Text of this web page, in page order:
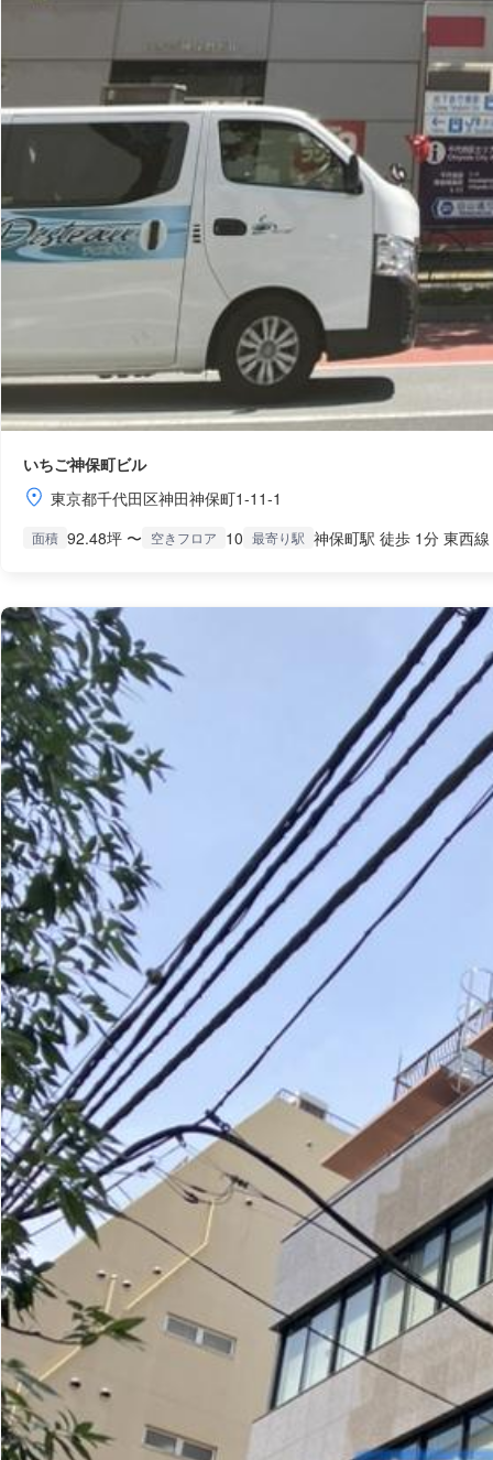
いちご神保町ビル
東京都千代田区神田神保町1-11-1
面積 92.48坪 〜 空きフロア 10 最寄り駅 神保町駅 徒歩 1分 東西